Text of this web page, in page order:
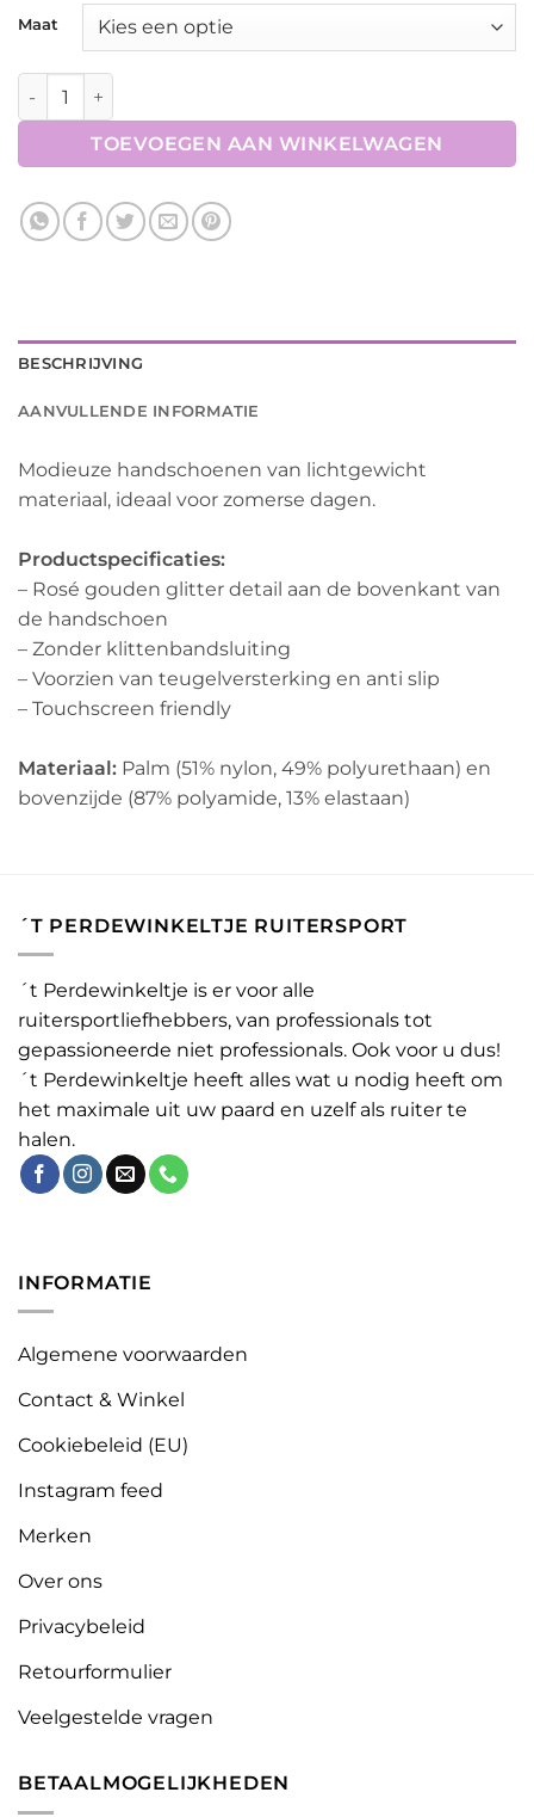
Maat
Red Horse Glamour Gloves aantal
TOEVOEGEN AAN WINKELWAGEN
BESCHRIJVING
AANVULLENDE INFORMATIE
Modieuze handschoenen van lichtgewicht
materiaal, ideaal voor zomerse dagen.
Productspecificaties:
– Rosé gouden glitter detail aan de bovenkant van
de handschoen
– Zonder klittenbandsluiting
– Voorzien van teugelversterking en anti slip
– Touchscreen friendly
Materiaal: Palm (51% nylon, 49% polyurethaan) en
bovenzijde (87% polyamide, 13% elastaan)
´T PERDEWINKELTJE RUITERSPORT
´t Perdewinkeltje is er voor alle
ruitersportliefhebbers, van professionals tot
gepassioneerde niet professionals. Ook voor u dus!
´t Perdewinkeltje heeft alles wat u nodig heeft om
het maximale uit uw paard en uzelf als ruiter te
halen.
INFORMATIE
Algemene voorwaarden
Contact & Winkel
Cookiebeleid (EU)
Instagram feed
Merken
Over ons
Privacybeleid
Retourformulier
Veelgestelde vragen
BETAALMOGELIJKHEDEN